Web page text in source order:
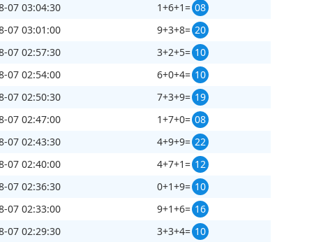
07 03:04:30 1+6+1= 08
07 03:01:00 9+3+8= 20
07 02:57:30 3+2+5= 10
07 02:54:00 6+0+4= 10
07 02:50:30 7+3+9= 19
07 02:47:00 1+7+0= 08
07 02:43:30 4+9+9= 22
07 02:40:00 4+7+1= 12
07 02:36:30 0+1+9= 10
07 02:33:00 9+1+6= 16
07 02:29:30 3+3+4= 10